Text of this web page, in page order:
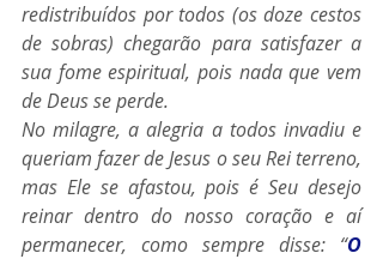
redistribuídos por todos (os doze cestos
de sobras) chegarão para satisfazer a
sua fome espiritual, pois nada que vem
de Deus se perde.
No milagre, a alegria a todos invadiu e
queriam fazer de Jesus o seu Rei terreno,
mas Ele se afastou, pois é Seu desejo
reinar dentro do nosso coração e aí
permanecer, como sempre disse: “O